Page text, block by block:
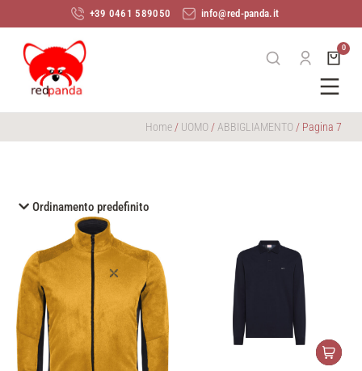
+39 0461 589050 info@red-panda.it
Home / UOMO / ABBIGLIAMENTO / Pagina 7